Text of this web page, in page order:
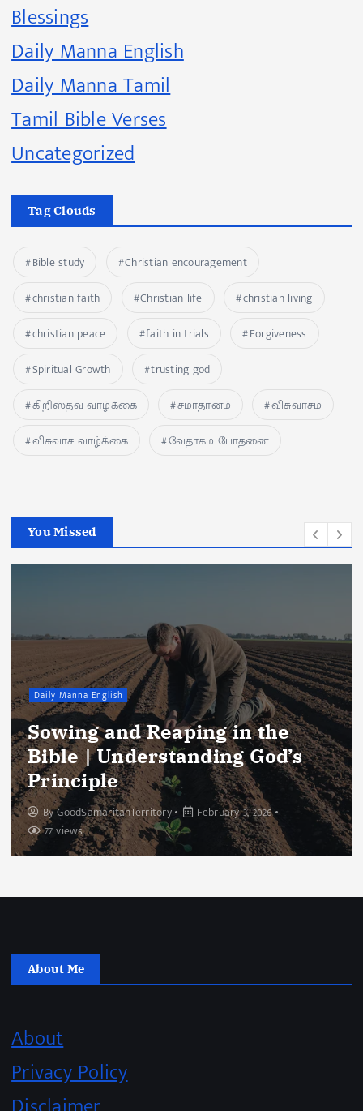
Blessings
Daily Manna English
Daily Manna Tamil
Tamil Bible Verses
Uncategorized
Tag Clouds
Bible study
Christian encouragement
christian faith
Christian life
christian living
christian peace
faith in trials
Forgiveness
Spiritual Growth
trusting god
கிறிஸ்தவ வாழ்க்கை
சமாதானம்
விசுவாசம்
விசுவாச வாழ்க்கை
வேதாகம போதனை
You Missed
Daily Manna English
Sowing and Reaping in the
Bible | Understanding God’s
Principle
ByGoodSamaritanTerritory
February 3, 2026
77 views
About Me
About
Privacy Policy